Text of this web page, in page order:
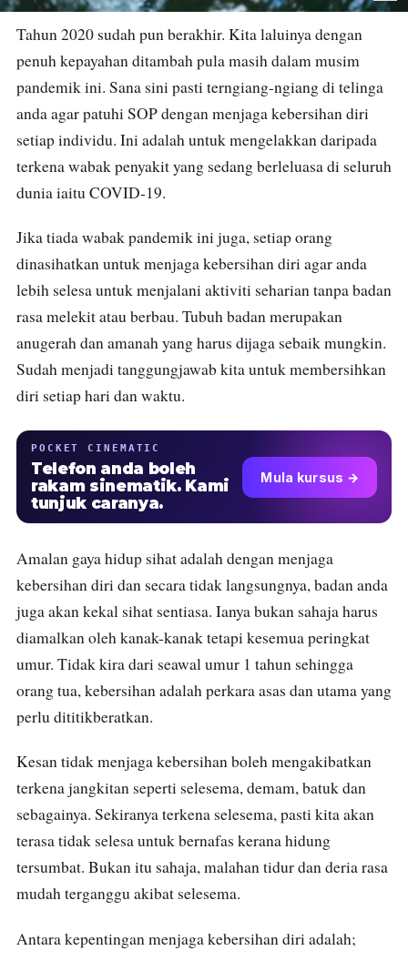
Tahun 2020 sudah pun berakhir. Kita laluinya dengan
penuh kepayahan ditambah pula masih dalam musim
pandemik ini. Sana sini pasti terngiang-ngiang di telinga
anda agar patuhi SOP dengan menjaga kebersihan diri
setiap individu. Ini adalah untuk mengelakkan daripada
terkena wabak penyakit yang sedang berleluasa di seluruh
dunia iaitu COVID-19.
Jika tiada wabak pandemik ini juga, setiap orang
dinasihatkan untuk menjaga kebersihan diri agar anda
lebih selesa untuk menjalani aktiviti seharian tanpa badan
rasa melekit atau berbau. Tubuh badan merupakan
anugerah dan amanah yang harus dijaga sebaik mungkin.
Sudah menjadi tanggungjawab kita untuk membersihkan
diri setiap hari dan waktu.
POCKET CINEMATIC
Telefon anda boleh
rakam sinematik. Kami
tunjuk caranya.
Mula kursus →
Amalan gaya hidup sihat adalah dengan menjaga
kebersihan diri dan secara tidak langsungnya, badan anda
juga akan kekal sihat sentiasa. Ianya bukan sahaja harus
diamalkan oleh kanak-kanak tetapi kesemua peringkat
umur. Tidak kira dari seawal umur 1 tahun sehingga
orang tua, kebersihan adalah perkara asas dan utama yang
perlu dititikberatkan.
Kesan tidak menjaga kebersihan boleh mengakibatkan
terkena jangkitan seperti selesema, demam, batuk dan
sebagainya. Sekiranya terkena selesema, pasti kita akan
terasa tidak selesa untuk bernafas kerana hidung
tersumbat. Bukan itu sahaja, malahan tidur dan deria rasa
mudah terganggu akibat selesema.
Antara kepentingan menjaga kebersihan diri adalah;